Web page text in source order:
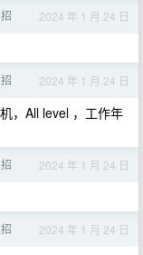
2024 年 1 月 24 日
2024 年 1 月 24 日
，All level ，工作年
2024 年 1 月 24 日
2024 年 1 月 24 日